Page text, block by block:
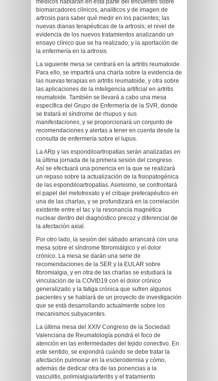
médicos hablarán en esta parte del encuentro sobre
biomarcadores clínicos, analíticos y de imagen de
artrosis para saber qué medir en los pacientes; las
nuevas dianas terapéuticas de la artrosis; el nivel de
evidencia de los nuevos tratamientos analizando un
ensayo clínico que se ha realizado; y la aportación de
la enfermería en la artrosis.
La siguiente mesa se centrará en la artritis reumatoide.
Para ello, se impartirá una charla sobre la evidencia de
las nuevas terapias en artritis reumatoide, y otra sobre
las aplicaciones de la inteligencia artificial en artritis
reumatoide. También se llevará a cabo una mesa
específica del Grupo de Enfermería de la SVR, donde
se tratará el síndrome de rhupus y sus
manifestaciones, y se proporcionará un conjunto de
recomendaciones y alertas a tener en cuenta desde la
consulta de enfermería sobre el lupus.
La ARp y las espondiloartropatias serán analizadas en
la última jornada de la primera sesión del congreso.
Así se efectuará una ponencia en la que se realizará
un repaso sobre la actualización de la fisiopatogénica
de las espondiloartropatías. Asimismo, se confrontará
el papel del metotrexato y el cribaje preterapéutico en
una de las charlas, y se profundizará en la correlación
existente entre el tac y la resonancia magnética
nuclear dentro del diagnóstico precoz y diferencial de
la afectación axial.
Por otro lado, la sesión del sábado arrancará con una
mesa sobre el síndrome fibromiálgico y el dolor
crónico. La mesa se darán una serie de
recomendaciones de la SER y la EULAR sobre
fibromialgia, y en otra de las charlas se estudiará la
vinculación de la COVID19 con el dolor crónico
generalizado y la fatiga crónica que sufren algunos
pacientes y se hablará de un proyecto de investigación
que se está desarrollando actualmente sobre los
mecanismos subyacentes.
La última mesa del XXIV Congreso de la Sociedad
Valenciana de Reumatología pondrá el foco de
atención en las enfermedades del tejido conectivo. En
este sentido, se expondrá cuándo se debe tratar la
afectación pulmonar en la esclerodermia y cómo,
además de dedicar otra de las ponencias a la
vasculitis, polimialgia/arteritis y el tratamiento